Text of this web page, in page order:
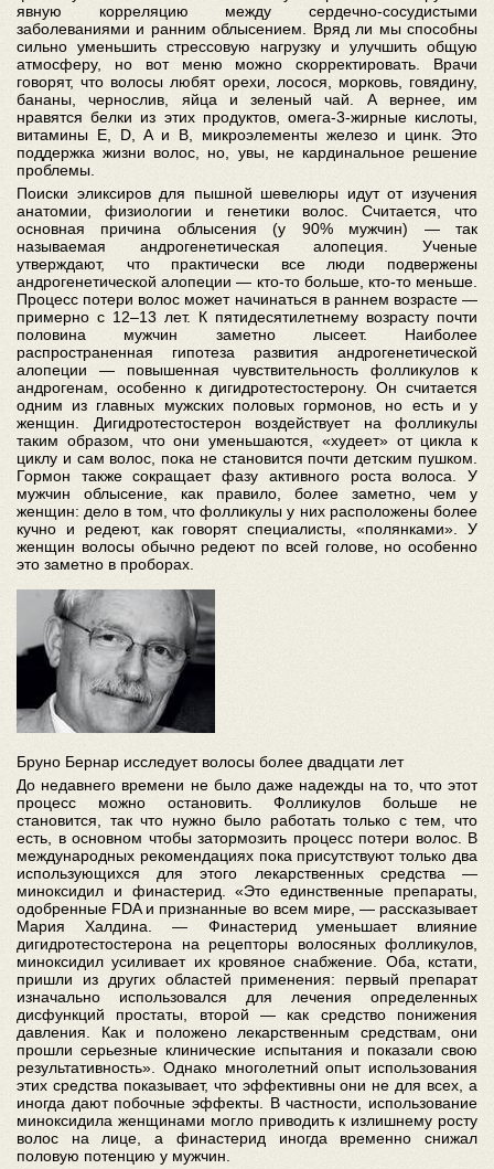
явную корреляцию между сердечно-сосудистыми
заболеваниями и ранним облысением. Вряд ли мы способны
сильно уменьшить стрессовую нагрузку и улучшить общую
атмосферу, но вот меню можно скорректировать. Врачи
говорят, что волосы любят орехи, лосося, морковь, говядину,
бананы, чернослив, яйца и зеленый чай. А вернее, им
нравятся белки из этих продуктов, омега-3-жирные кислоты,
витамины E, D, A и B, микроэлементы железо и цинк. Это
поддержка жизни волос, но, увы, не кардинальное решение
проблемы.
Поиски эликсиров для пышной шевелюры идут от изучения
анатомии, физиологии и генетики волос. Считается, что
основная причина облысения (у 90% мужчин) — так
называемая андрогенетическая алопеция. Ученые
утверждают, что практически все люди подвержены
андрогенетической алопеции — кто-то больше, кто-то меньше.
Процесс потери волос может начинаться в раннем возрасте —
примерно с 12–13 лет. К пятидесятилетнему возрасту почти
половина мужчин заметно лысеет. Наиболее
распространенная гипотеза развития андрогенетической
алопеции — повышенная чувствительность фолликулов к
андрогенам, особенно к дигидротестостерону. Он считается
одним из главных мужских половых гормонов, но есть и у
женщин. Дигидротестостерон воздействует на фолликулы
таким образом, что они уменьшаются, «худеет» от цикла к
циклу и сам волос, пока не становится почти детским пушком.
Гормон также сокращает фазу активного роста волоса. У
мужчин облысение, как правило, более заметно, чем у
женщин: дело в том, что фолликулы у них расположены более
кучно и редеют, как говорят специалисты, «полянками». У
женщин волосы обычно редеют по всей голове, но особенно
это заметно в проборах.
Бруно Бернар исследует волосы более двадцати лет
До недавнего времени не было даже надежды на то, что этот
процесс можно остановить. Фолликулов больше не
становится, так что нужно было работать только с тем, что
есть, в основном чтобы затормозить процесс потери волос. В
международных рекомендациях пока присутствуют только два
использующихся для этого лекарственных средства —
миноксидил и финастерид. «Это единственные препараты,
одобренные FDA и признанные во всем мире, — рассказывает
Мария Халдина. — Финастерид уменьшает влияние
дигидротестостерона на рецепторы волосяных фолликулов,
миноксидил усиливает их кровяное снабжение. Оба, кстати,
пришли из других областей применения: первый препарат
изначально использовался для лечения определенных
дисфункций простаты, второй — как средство понижения
давления. Как и положено лекарственным средствам, они
прошли серьезные клинические испытания и показали свою
результативность». Однако многолетний опыт использования
этих средства показывает, что эффективны они не для всех, а
иногда дают побочные эффекты. В частности, использование
миноксидила женщинами могло приводить к излишнему росту
волос на лице, а финастерид иногда временно снижал
половую потенцию у мужчин.